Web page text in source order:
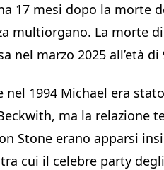
17 mesi dopo la morte
multiorgano. La morte
nel marzo 2025 all’età di
nel 1994 Michael era
ma la relazione
Stone erano apparsi
cui il celebre party